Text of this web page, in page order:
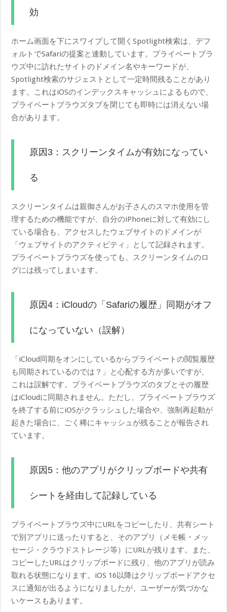
効
ホーム画面を下にスワイプして開くSpotlight検索は、デフ
ォルトでSafariの提案と連動しています。プライベートブラ
ウズ中に訪れたサイトのドメイン名やキーワードが、
Spotlight検索のサジェストとして一定時間残ることがあり
ます。これはiOSのインデックスキャッシュによるもので、
プライベートブラウズタブを閉じても即時には消えない場
合があります。
原因3：スクリーンタイムが有効になってい
る
スクリーンタイムは親御さんがお子さんのスマホ使用を管
理するための機能ですが、自分のiPhoneに対して有効にし
ている場合も、アクセスしたウェブサイトのドメインが
「ウェブサイトのアクティビティ」として記録されます。
プライベートブラウズを使っても、スクリーンタイムのロ
グには残ってしまいます。
原因4：iCloudの「Safariの履歴」同期がオフ
になっていない（誤解）
「iCloud同期をオンにしているからプライベートの閲覧履歴
も同期されているのでは？」と心配する方が多いですが、
これは誤解です。プライベートブラウズのタブとその履歴
はiCloudに同期されません。ただし、プライベートブラウズ
を終了する前にiOSがクラッシュした場合や、強制再起動が
起きた場合に、ごく稀にキャッシュが残ることが報告され
ています。
原因5：他のアプリがクリップボードや共有
シートを経由して記録している
プライベートブラウズ中にURLをコピーしたり、共有シート
で別アプリに送ったりすると、そのアプリ（メモ帳・メッ
セージ・クラウドストレージ等）にURLが残ります。また、
コピーしたURLはクリップボードに残り、他のアプリが読み
取れる状態になります。iOS 16以降はクリップボードアクセ
スに通知が出るようになりましたが、ユーザーが気づかな
いケースもあります。